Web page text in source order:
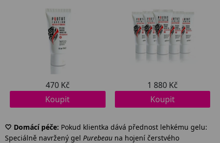
🤍 Domácí péče: Pokud klientka dává přednost lehkému gelu:
Speciálně navržený gel Purebeau na hojení čerstvého